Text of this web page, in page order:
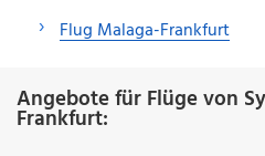
Flug Malaga-Frankfurt
Angebote für Flüge von
Frankfurt: